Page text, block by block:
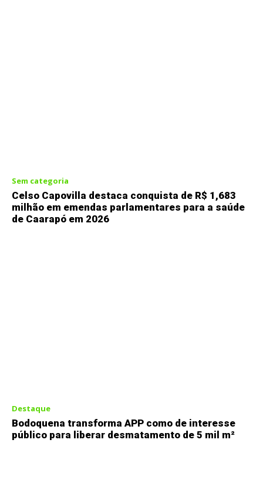
Sem categoria
Celso Capovilla destaca conquista de R$ 1,683
milhão em emendas parlamentares para a saúde
de Caarapó em 2026
Destaque
Bodoquena transforma APP como de interesse
público para liberar desmatamento de 5 mil m²